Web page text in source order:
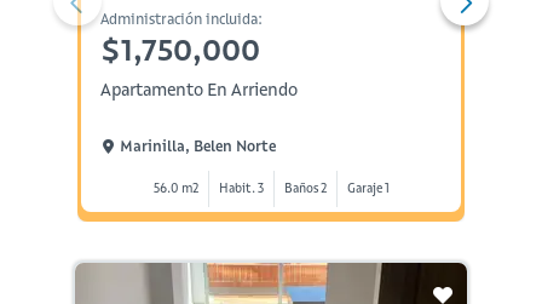
Administración incluida:
$1,750,000
Apartamento En Arriendo
Marinilla, Belen Norte
56.0 m2 Habit. 3 Baños 2 Garaje 1